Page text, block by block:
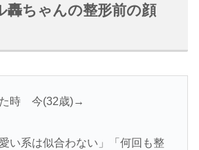
轟ちゃんの整形前の顔
時 今(32歳)→
い系は似合わない」「何回も整